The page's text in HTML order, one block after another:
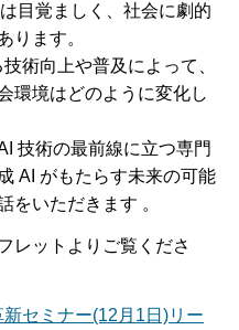
目覚ましく、社会に劇的
ります。
術向上や普及によって、
環境はどのように変化し
技術の最前線に立つ専門
AI がもたらす未来の可能
をいただきます 。
ットよりご覧くださ
セミナー(12月1日)リー